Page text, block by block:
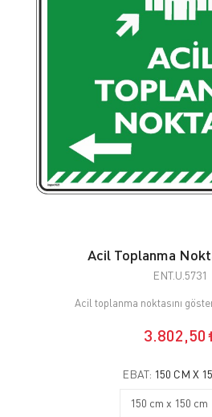
Acil Toplanma
ENT.U.5731
Acil toplanma noktasını
3.802,50
EBAT: 150 CM X